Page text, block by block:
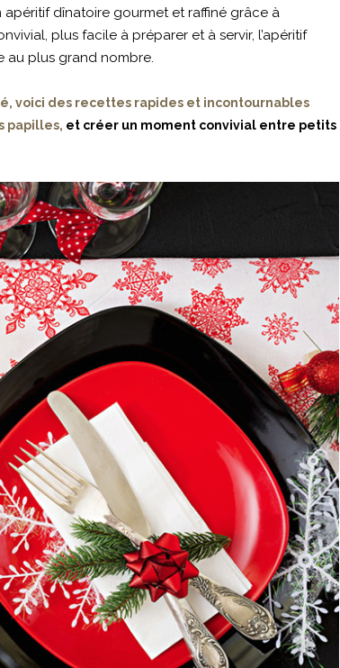
dînatoire gourmet et raffiné grâce à
plus facile à préparer et à servir, l’apéritif
au plus grand nombre.
voici des recettes rapides et incontournables
papilles, et créer un moment convivial entre petits